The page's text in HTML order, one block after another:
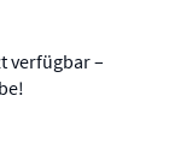
verfügbar –